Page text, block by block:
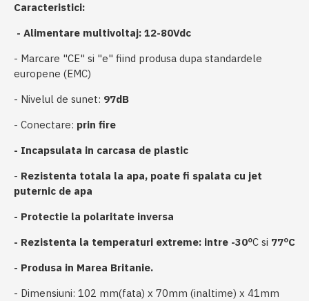
Caracteristici:
- Alimentare multivoltaj: 12-80Vdc
- Marcare "CE" si "e" fiind produsa dupa standardele
europene (EMC)
- Nivelul de sunet: 97dB
- Conectare: prin fire
- Incapsulata in carcasa de plastic
- Rezistenta totala la apa, poate fi spalata cu jet
puternic de apa
- Protectie la polaritate inversa
- Rezistenta la temperaturi extreme: intre -30ºC si 77ºC
- Produsa in Marea Britanie.
- Dimensiuni: 102 mm(fata) x 70mm (inaltime) x 41mm